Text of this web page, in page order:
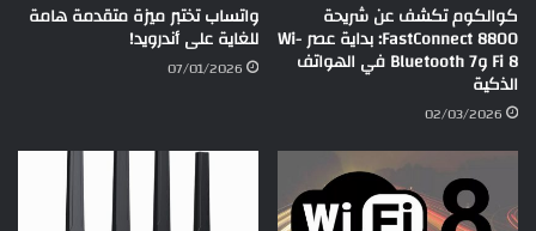
كوالكوم تكشف عن شريحة
FastConnect 8800: بداية عصر Wi-
Fi 8 وBluetooth 7 في الهواتف
الذكية
02/03/2026
واتساب تختبر ميزة متقدمة هامة
للغاية على أندرويد!
07/01/2026